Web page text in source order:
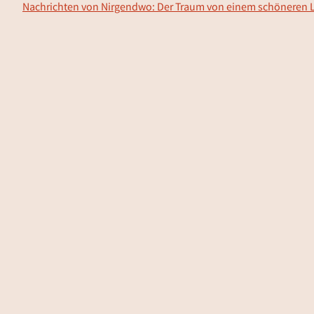
Nachrichten von Nirgendwo: Der Traum von einem schöneren